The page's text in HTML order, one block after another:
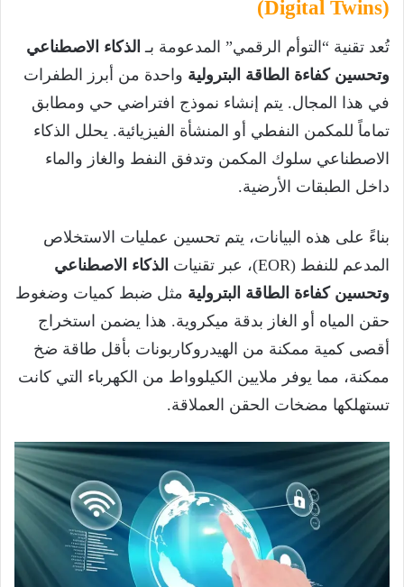
(Digital Twins)
تُعد تقنية “التوأم الرقمي” المدعومة بـ الذكاء الاصطناعي
وتحسين كفاءة الطاقة البترولية واحدة من أبرز الطفرات
في هذا المجال. يتم إنشاء نموذج افتراضي حي ومطابق
تماماً للمكمن النفطي أو المنشأة الفيزيائية. يحلل الذكاء
الاصطناعي سلوك المكمن وتدفق النفط والغاز والماء
داخل الطبقات الأرضية.
بناءً على هذه البيانات، يتم تحسين عمليات الاستخلاص
المدعم للنفط (EOR)، عبر تقنيات
الذكاء الاصطناعي
وتحسين كفاءة الطاقة البترولية مثل ضبط كميات وضغوط
حقن المياه أو الغاز بدقة ميكروية. هذا يضمن استخراج
أقصى كمية ممكنة من الهيدروكاربونات بأقل طاقة ضخ
ممكنة، مما يوفر ملايين الكيلوواط من الكهرباء التي كانت
تستهلكها مضخات الحقن العملاقة.